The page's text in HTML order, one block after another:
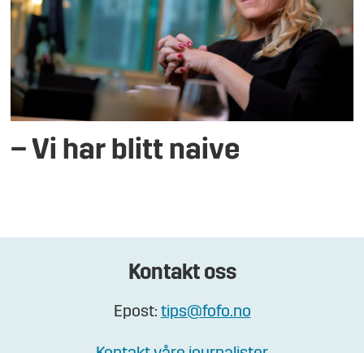
– Vi har blitt naive
Kontakt oss
Epost: tips@fofo.no